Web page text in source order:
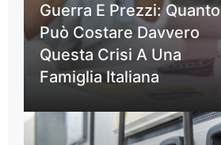
Guerra E Prezzi: Quanto
Può Costare Davvero
Questa Crisi A Una
Famiglia Italiana